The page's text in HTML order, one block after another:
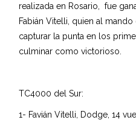
realizada en Rosario, fue
Fabián Vitelli, quien al
capturar la punta en los
culminar como victorioso.
TC4000 del Sur:
1- Favián Vitelli, Dodge, 14